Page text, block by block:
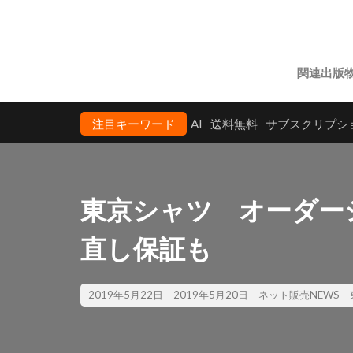
関連出版
注目キーワード AI 送料無料 サブスクリプシ
東京シャツ オーダー
直し保証も
2019年5月22日 2019年5月20日 ネット販売NEWS